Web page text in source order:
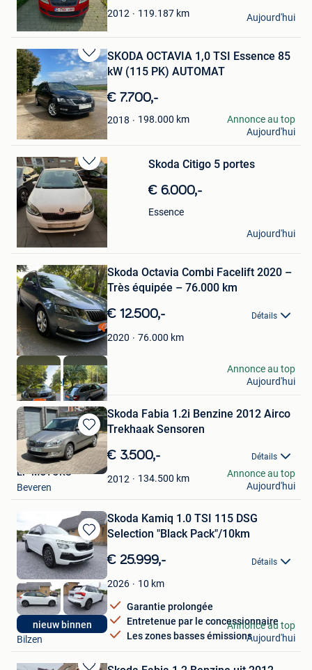
2012 119.187 km
Ferre Crombé
Weerde
Aujourd'hui
Sauvegarder
dans
Mes
Favoris
SKODA OCTAVIA 1,0 TSI Essence 85
kW (115 PK) AUTOMAT
€ 7.700,-
2018 198.000 km
Hadii
Oreye
Annonce au top
Aujourd'hui
Sauvegarder
dans
Mes
Favoris
Skoda Citigo 5 portes
€ 6.000,-
Essence
mister
Herstal
Aujourd'hui
dans
Mes
Favoris
Skoda Octavia Combi Facelift 2020 –
Très équipée – 76.000 km
€ 12.500,- Détails
2020 76.000 km
Oussi
Schaerbeek
Annonce au top
Aujourd'hui
Sauvegarder
dans
Mes
Favoris
Skoda Fabia 1.2i Benzine 2012 Airco
Trekhaak Sensoren
€ 3.500,- Détails
2012 134.500 km
EF-MOTORS
Beveren
Annonce au top
Aujourd'hui
Sauvegarder
dans
Mes
Favoris
nieuw binnen
Skoda Kamiq 1.0 TSI 115 DSG
Selection "Black Pack"/10km
€ 25.999,- Détails
2026 10 km
Garantie prolongée
Entretenue par le concessionnaire
Les zones basses émissions
autoslimburg
Bilzen
Annonce au top
Aujourd'hui